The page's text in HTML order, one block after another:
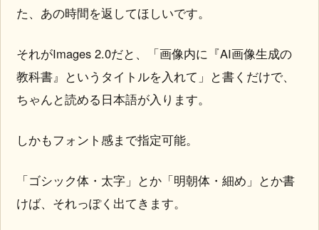
た、あの時間を返してほしいです。
それがImages 2.0だと、「画像内に『AI画像生成の
教科書』というタイトルを入れて」と書くだけで、
ちゃんと読める日本語が入ります。
しかもフォント感まで指定可能。
「ゴシック体・太字」とか「明朝体・細め」とか書
けば、それっぽく出てきます。